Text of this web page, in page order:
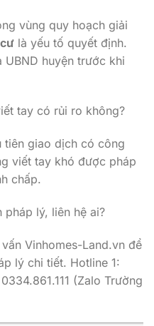
vùng quy hoạch giải
là yếu tố quyết định.
UBND huyện trước khi
tay có rủi ro không?
tiên giao dịch có công
viết tay khó được pháp
chấp.
pháp lý, liên hệ ai?
Vinhomes-Land.vn để
lý chi tiết. Hotline 1:
(Zalo Trường